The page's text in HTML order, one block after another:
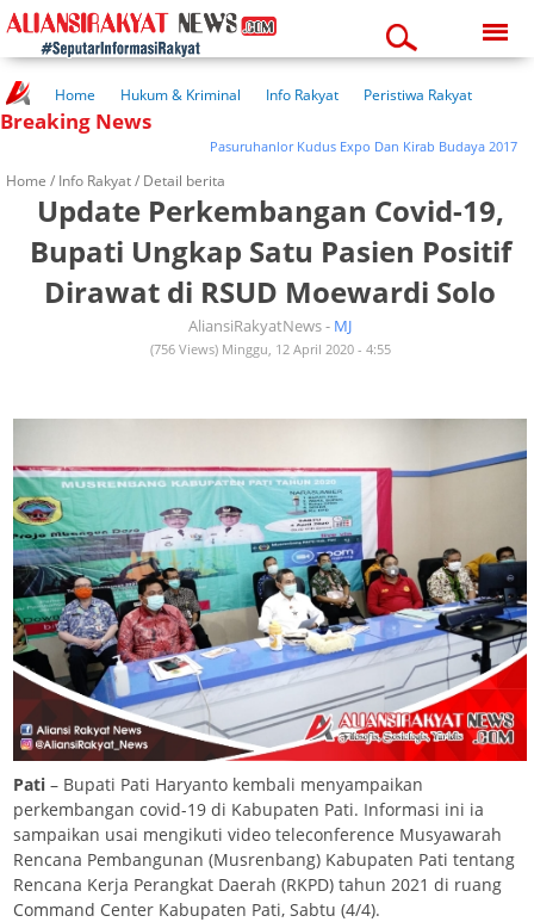
04:49:46 am
Home Hukum & Kriminal Info Rakyat
Peristiwa Rakyat
Kuliner Rakyat
Wisata Rakyat
Breaking News
Pasuruhanlor Kudus Expo Dan Kirab Budaya 2017
Home / Info Rakyat/ Detail berita
Update Perkembangan Covid-19,
Bupati Ungkap Satu Pasien Positif
Dirawat di RSUD Moewardi Solo
AliansiRakyatNews - MJ
(756 Views) Minggu, 12 April 2020 - 4:55
Pati – Bupati Pati Haryanto kembali menyampaikan
perkembangan covid-19 di Kabupaten Pati. Informasi ini ia
sampaikan usai mengikuti video teleconference Musyawarah
Rencana Pembangunan (Musrenbang) Kabupaten Pati tentang
Rencana Kerja Perangkat Daerah (RKPD) tahun 2021 di ruang
Command Center Kabupaten Pati, Sabtu (4/4).